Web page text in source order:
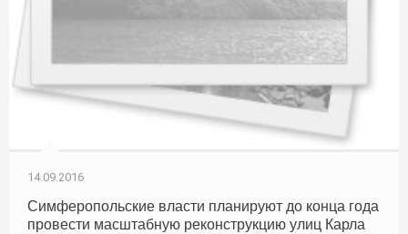
14.09.2016
Симферопольские власти планируют до конца года
провести масштабную реконструкцию улиц Карла